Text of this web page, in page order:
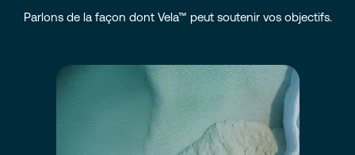
Parlons de la façon dont Vela™ peut soutenir vos objectifs.